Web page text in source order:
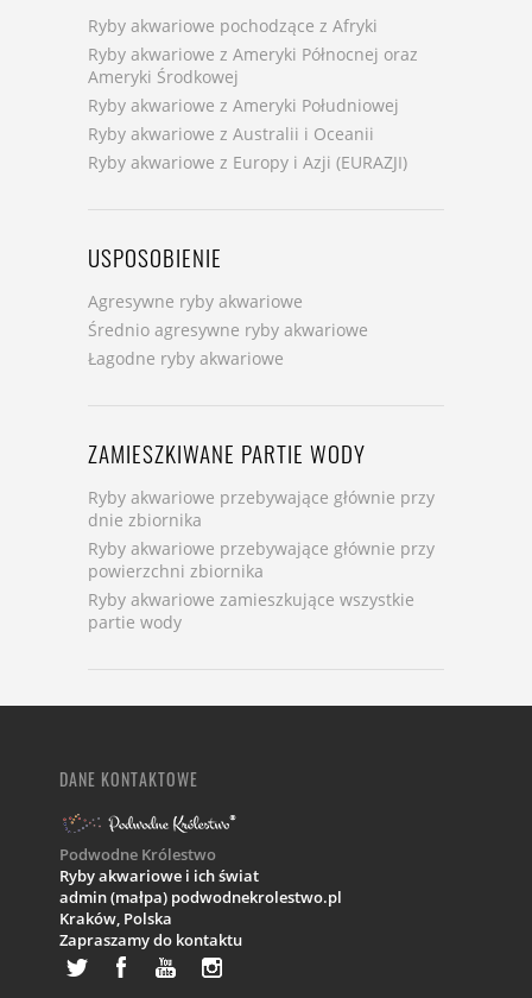
Ryby akwariowe pochodzące z Afryki
Ryby akwariowe z Ameryki Północnej oraz
Ameryki Środkowej
Ryby akwariowe z Ameryki Południowej
Ryby akwariowe z Australii i Oceanii
Ryby akwariowe z Europy i Azji (EURAZJI)
USPOSOBIENIE
Agresywne ryby akwariowe
Średnio agresywne ryby akwariowe
Łagodne ryby akwariowe
ZAMIESZKIWANE PARTIE WODY
Ryby akwariowe przebywające głównie przy
dnie zbiornika
Ryby akwariowe przebywające głównie przy
powierzchni zbiornika
Ryby akwariowe zamieszkujące wszystkie
partie wody
DANE KONTAKTOWE
Podwodne Królestwo
Ryby akwariowe i ich świat
admin (małpa) podwodnekrolestwo.pl
Kraków, Polska
Zapraszamy do kontaktu